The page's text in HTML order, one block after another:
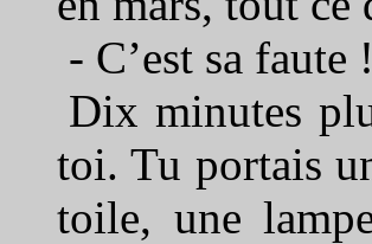
- C’est sa
Dix minutes
toi. Tu portais
toile, une